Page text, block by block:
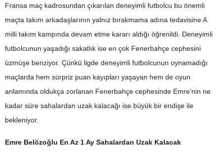
Fransa maç kadrosundan çıkarılan deneyimli futbolcu bu önemli
maçta takım arkadaşlarının yalnız bırakmama adına tedavisine A
milli takım kampında devam etme kararı aldığı öğrenildi. Deneyimli
futbolcunun yaşadığı sakatlık ise en çok Fenerbahçe cephesini
üzmüşe benziyor. Çünkü ligde deneyimli futbolcunun oynamadığı
maçlarda hem sürpriz puan kayıpları yaşayan hem de oyun
anlamında oldukça zorlanan Fenerbahçe cephesinde Emre’nin ne
kadar süre sahalardan uzak kalacağı ise büyük bir endişe ile
bekleniyor.
Emre Belözoğlu En Az 1 Ay Sahalardan Uzak Kalacak